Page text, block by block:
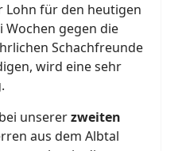
Lohn für den heutigen
Wochen gegen die
Schachfreunde
wird eine sehr
unsererzweiten
aus dem Albtal